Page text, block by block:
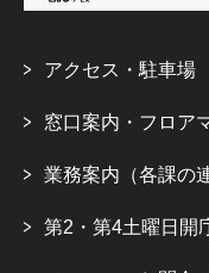
アクセス・駐車場
窓口案内・フロア
業務案内（各課の
第2・第4土曜日開